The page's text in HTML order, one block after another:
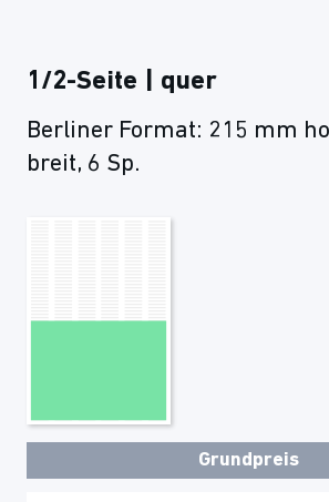
1/2-Seite | quer
Berliner Format: 215 mm
breit, 6 Sp.
Grundpreis